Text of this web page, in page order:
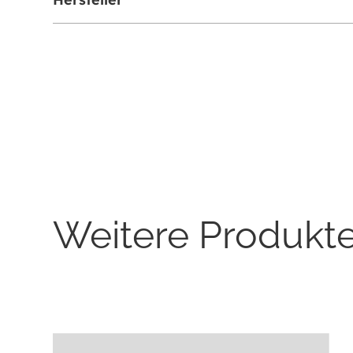
Behandlungen von Sonnenschäden
Weitere